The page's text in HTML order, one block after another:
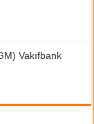
Vakıfbank